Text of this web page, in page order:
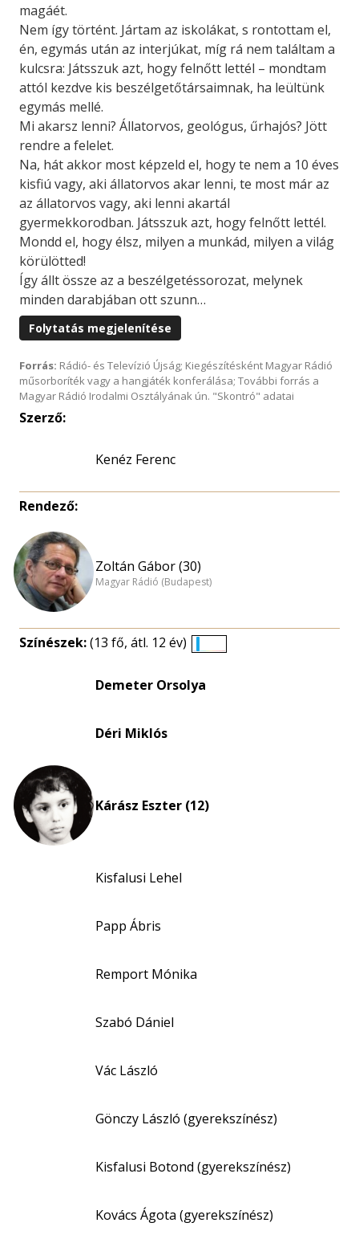
magáét.
Nem így történt. Jártam az iskolákat, s rontottam el,
én, egymás után az interjúkat, míg rá nem találtam a
kulcsra: Játsszuk azt, hogy felnőtt lettél – mondtam
attól kezdve kis beszélgetőtársaimnak, ha leültünk
egymás mellé.
Mi akarsz lenni? Állatorvos, geológus, űrhajós? Jött
rendre a felelet.
Na, hát akkor most képzeld el, hogy te nem a 10 éves
kisfiú vagy, aki állatorvos akar lenni, te most már az
az állatorvos vagy, aki lenni akartál
gyermekkorodban. Játsszuk azt, hogy felnőtt lettél.
Mondd el, hogy élsz, milyen a munkád, milyen a világ
körülötted!
Így állt össze az a beszélgetéssorozat, melynek
minden darabjában ott szunn…
Folytatás megjelenítése
Forrás: Rádió- és Televízió Újság; Kiegészítésként Magyar Rádió
műsorboríték vagy a hangjáték konferálása; További forrás a
Magyar Rádió Irodalmi Osztályának ún. "Skontró" adatai
Szerző:
Kenéz Ferenc
Rendező:
Zoltán Gábor (30)
Magyar Rádió (Budapest)
Színészek:(13 fő, átl. 12 év)
Demeter Orsolya
Déri Miklós
Kárász Eszter (12)
Kisfalusi Lehel
Papp Ábris
Remport Mónika
Szabó Dániel
Vác László
Gönczy László (gyerekszínész)
Kisfalusi Botond (gyerekszínész)
Kovács Ágota (gyerekszínész)